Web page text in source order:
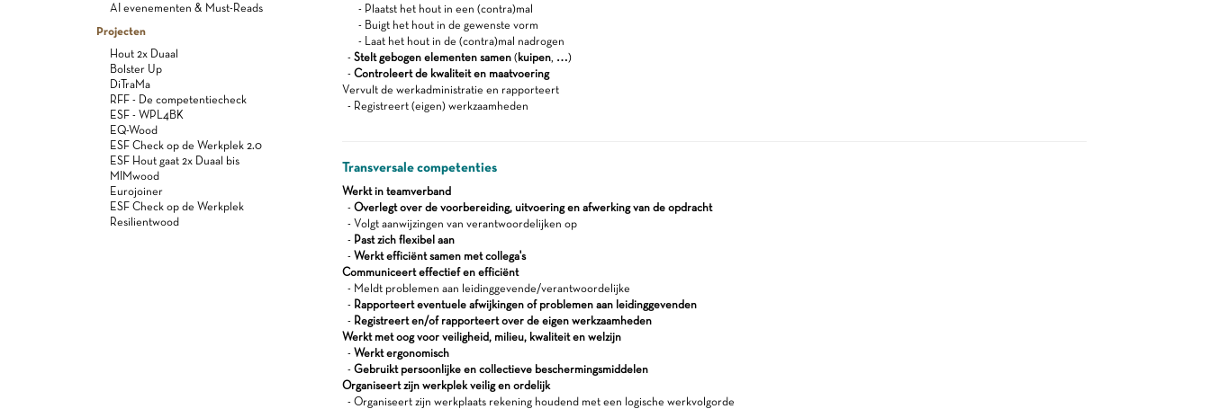
AI evenementen & Must-Reads
Projecten
Hout 2x Duaal
Bolster Up
DiTraMa
RFF - De competentiecheck
ESF - WPL4BK
EQ-Wood
ESF Check op de Werkplek 2.0
ESF Hout gaat 2x Duaal bis
MIMwood
Eurojoiner
ESF Check op de Werkplek
Resilientwood
- Plaatst het hout in een (contra)mal
- Buigt het hout in de gewenste vorm
- Laat het hout in de (contra)mal nadrogen
- Stelt gebogen elementen samen(kuipen, …)
- Controleert de kwaliteit en maatvoering
Vervult de werkadministratie en rapporteert
- Registreert (eigen) werkzaamheden
Transversale competenties
Werkt in teamverband
- Overlegt over de voorbereiding, uitvoering en afwerking van de opdracht
- Volgt aanwijzingen van verantwoordelijken op
- Past zich flexibel aan
- Werkt efficiënt samen met collega's
Communiceert effectief en efficiënt
- Meldt problemen aan leidinggevende/verantwoordelijke
- Rapporteert eventuele afwijkingen of problemen aan leidinggevenden
- Registreert en/of rapporteert over de eigen werkzaamheden
Werkt met oog voor veiligheid, milieu, kwaliteit en welzijn
- Werkt ergonomisch
- Gebruikt persoonlijke en collectieve beschermingsmiddelen
Organiseert zijn werkplek veilig en ordelijk
- Organiseert zijn werkplaats rekening houdend met een logische werkvolgorde